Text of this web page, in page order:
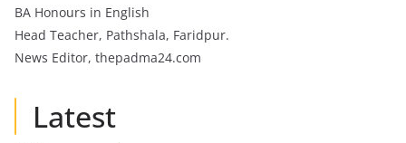
BA Honours in English
Head Teacher, Pathshala, Faridpur.
News Editor, thepadma24.com
Latest